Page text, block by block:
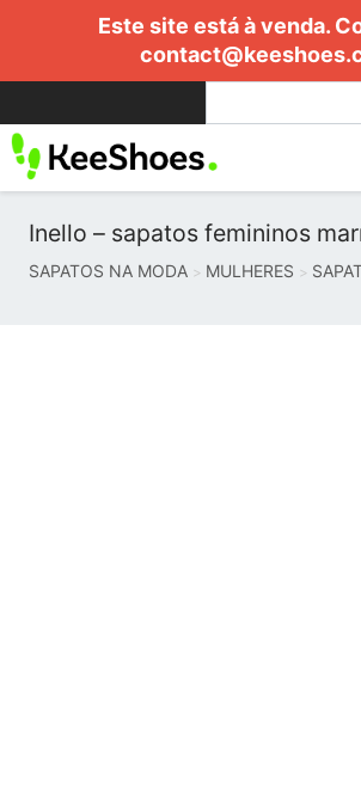
Este site está à venda.
Inello – sapatos femininos
SAPATOS NA MODA MULHERES